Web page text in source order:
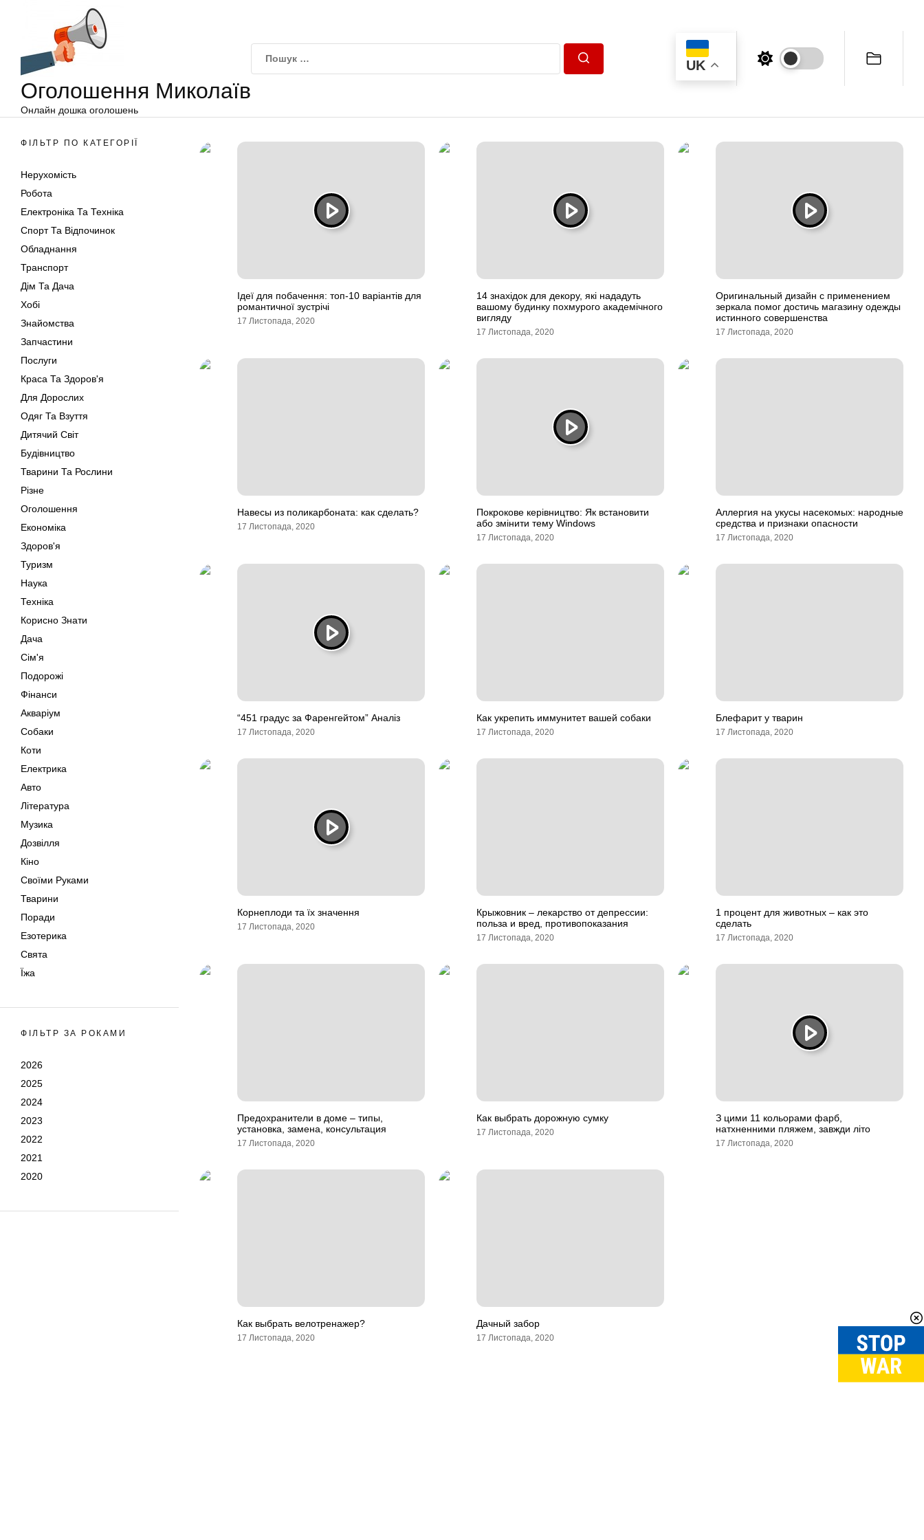
Оголошення Миколаїв
Онлайн дошка оголошень
UK
ФІЛЬТР ПО КАТЕГОРІЇ
Нерухомість
Робота
Електроніка Та Техніка
Спорт Та Відпочинок
Обладнання
Транспорт
Дім Та Дача
Хобі
Знайомства
Запчастини
Послуги
Краса Та Здоров'я
Для Дорослих
Одяг Та Взуття
Дитячий Світ
Будівництво
Тварини Та Рослини
Різне
Оголошення
Економіка
Здоров'я
Туризм
Наука
Техніка
Корисно Знати
Дача
Сім'я
Подорожі
Фінанси
Акваріум
Собаки
Коти
Електрика
Авто
Література
Музика
Дозвілля
Кіно
Своїми Руками
Тварини
Поради
Езотерика
Свята
Їжа
ФІЛЬТР ЗА РОКАМИ
2026
2025
2024
2023
2022
2021
2020
Ідеї для побачення: топ-10 варіантів для
романтичної зустрічі
17 Листопада, 2020
14 знахідок для декору, які нададуть
вашому будинку похмурого академічного
вигляду
17 Листопада, 2020
Оригинальный дизайн с применением
зеркала помог достичь магазину одежды
истинного совершенства
17 Листопада, 2020
Навесы из поликарбоната: как сделать?
17 Листопада, 2020
Покрокове керівництво: Як встановити
або змінити тему Windows
17 Листопада, 2020
Аллергия на укусы насекомых: народные
средства и признаки опасности
17 Листопада, 2020
“451 градус за Фаренгейтом” Аналіз
17 Листопада, 2020
Как укрепить иммунитет вашей собаки
17 Листопада, 2020
Блефарит у тварин
17 Листопада, 2020
Корнеплоди та їх значення
17 Листопада, 2020
Крыжовник – лекарство от депрессии:
польза и вред, противопоказания
17 Листопада, 2020
1 процент для животных – как это
сделать
17 Листопада, 2020
Предохранители в доме – типы,
установка, замена, консультация
17 Листопада, 2020
Как выбрать дорожную сумку
17 Листопада, 2020
З цими 11 кольорами фарб,
натхненними пляжем, завжди літо
17 Листопада, 2020
Как выбрать велотренажер?
17 Листопада, 2020
Дачный забор
17 Листопада, 2020